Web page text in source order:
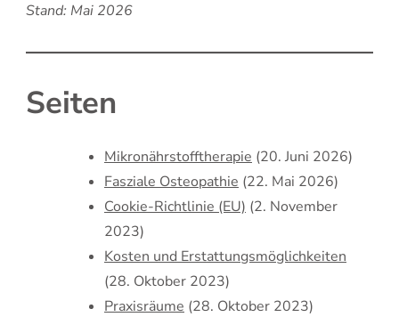
Stand: Mai 2026
Seiten
Mikronährstofftherapie (20. Juni 2026)
Fasziale Osteopathie (22. Mai 2026)
Cookie-Richtlinie (EU) (2. November
2023)
Kosten und Erstattungsmöglichkeiten
(28. Oktober 2023)
Praxisräume (28. Oktober 2023)